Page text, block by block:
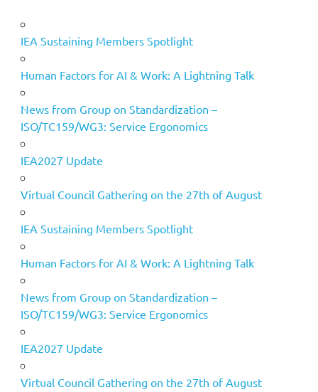
IEA Sustaining Members Spotlight
Human Factors for AI & Work: A Lightning Talk
News from Group on Standardization –
ISO/TC159/WG3: Service Ergonomics
IEA2027 Update
Virtual Council Gathering on the 27th of August
IEA Sustaining Members Spotlight
Human Factors for AI & Work: A Lightning Talk
News from Group on Standardization –
ISO/TC159/WG3: Service Ergonomics
IEA2027 Update
Virtual Council Gathering on the 27th of August